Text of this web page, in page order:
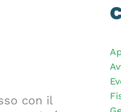
con il